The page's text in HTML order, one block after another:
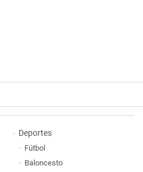
Deportes
Fútbol
Baloncesto